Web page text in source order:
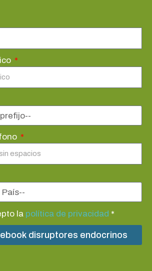
la política de privacidad *
disruptores endocrinos